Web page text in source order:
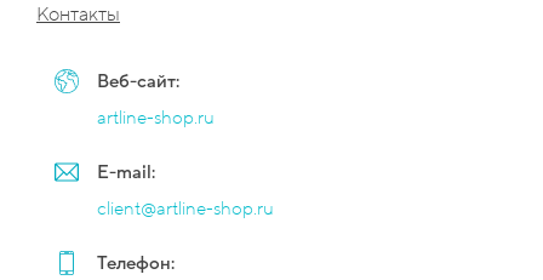
Контакты
Веб-сайт:
artline-shop.ru
E-mail:
client@artline-shop.ru
Телефон: